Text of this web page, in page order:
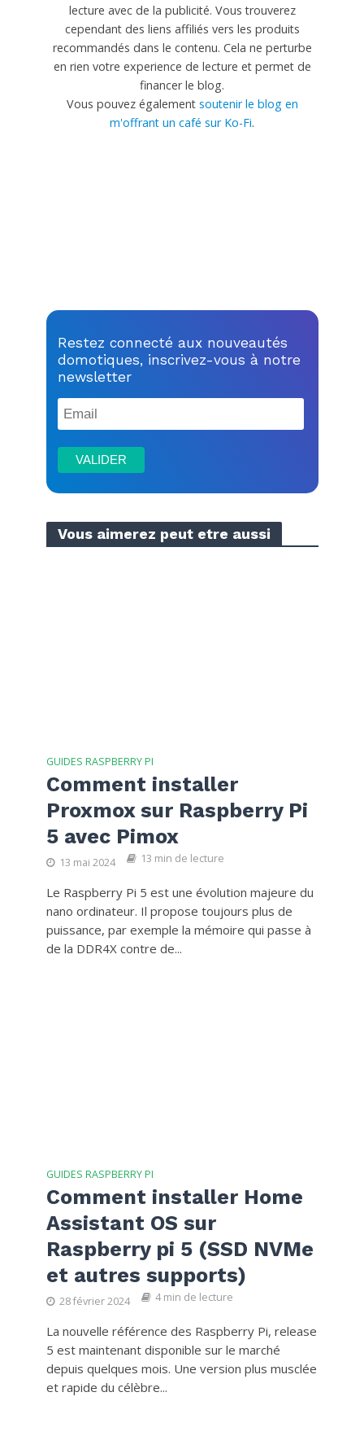
lecture avec de la publicité. Vous trouverez
cependant des liens affiliés vers les produits
recommandés dans le contenu. Cela ne perturbe
en rien votre experience de lecture et permet de
financer le blog.
Vous pouvez également soutenir le blog en
m'offrant un café sur Ko-Fi.
Restez connecté aux nouveautés
domotiques, inscrivez-vous à notre
newsletter
Vous aimerez peut etre aussi
GUIDES RASPBERRY PI
Comment installer
Proxmox sur Raspberry Pi
5 avec Pimox
13 mai 2024 13 min de lecture
Le Raspberry Pi 5 est une évolution majeure du
nano ordinateur. Il propose toujours plus de
puissance, par exemple la mémoire qui passe à
de la DDR4X contre de...
GUIDES RASPBERRY PI
Comment installer Home
Assistant OS sur
Raspberry pi 5 (SSD NVMe
et autres supports)
28 février 2024 4 min de lecture
La nouvelle référence des Raspberry Pi, release
5 est maintenant disponible sur le marché
depuis quelques mois. Une version plus musclée
et rapide du célèbre...